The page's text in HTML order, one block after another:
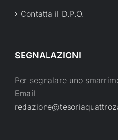
Contatta il D.P.O.
SEGNALAZIONI
Per segnalare uno
Email